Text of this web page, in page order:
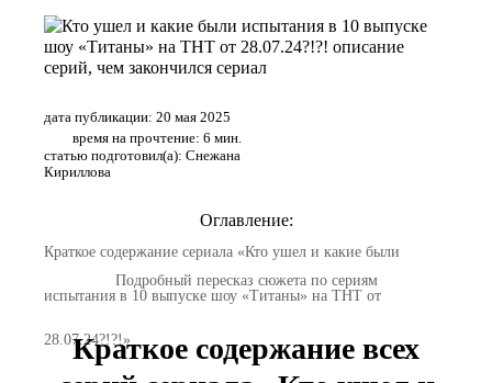
дата публикации: 20 мая 2025
время на прочтение: 6 мин.
статью подготовил(а): Снежана
Кириллова
Оглавление:
Краткое содержание сериала «Кто ушел и какие были
испытания в 10 выпуске шоу «Титаны» на ТНТ от
28.07.24?!?!»
Подробный пересказ сюжета по сериям
Краткое содержание всех